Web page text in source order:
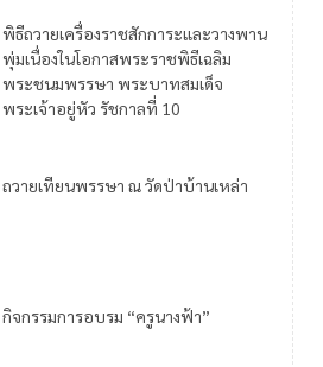
พิธีถวายเครื่องราชสักการะและวางพาน
พุ่มเนื่องในโอกาสพระราชพิธีเฉลิม
พระชนมพรรษา พระบาทสมเด็จ
พระเจ้าอยู่หัว รัชกาลที่ 10
ถวายเทียนพรรษา ณ วัดป่าบ้านเหล่า
กิจกรรมการอบรม “ครูนางฟ้า”